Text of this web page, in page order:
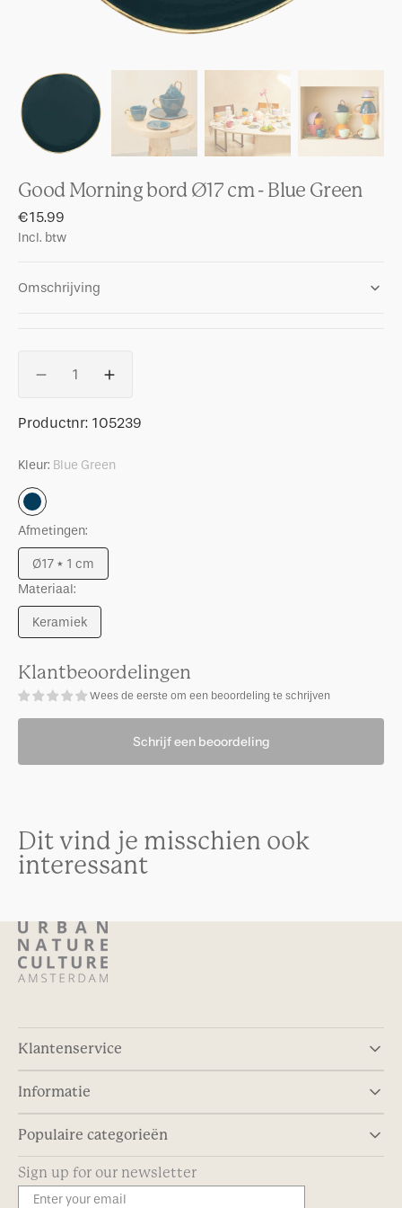
Good Morning bord Ø17 cm - Blue Green
Regular
price
€15.99
Incl. btw
Omschrijving
Aantal
Good
bord
cm
-
Blue
Green
Aantal
voor
Morning
Blue
Productnummer:
Productnr: 105239
Kleur: Blue Green
Blue
Green
Afmetingen:
Ø17 * 1 cm
Uitverkocht
Materiaal:
Keramiek
Uitverkocht
Klantbeoordelingen
Wees de eerste om een beoordeling te schrijven
Schrijf een beoordeling
Dit vind je misschien ook
interessant
Klantenservice
Informatie
Populaire categorieën
Sign up for our newsletter